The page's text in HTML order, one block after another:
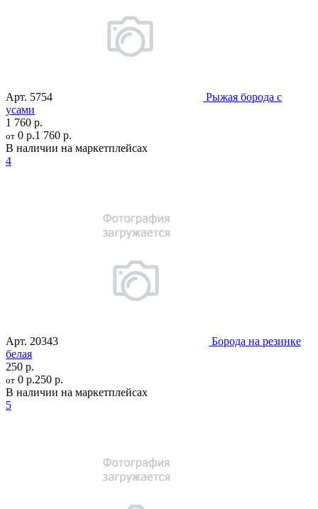
Арт. 5754
Рыжая борода с
усами
1 760 р.
от 0 р.1 760 р.
В наличии на маркетплейсах
4
Арт. 20343
Борода на резинке
белая
250 р.
от 0 р.250 р.
В наличии на маркетплейсах
5